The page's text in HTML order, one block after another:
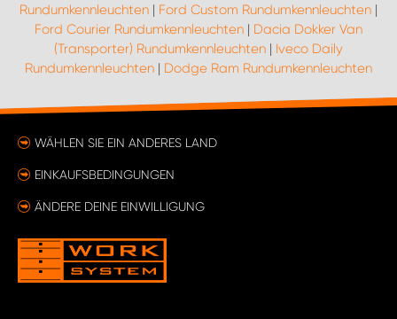
Rundumkennleuchten | Ford Custom Rundumkennleuchten |
Ford Courier Rundumkennleuchten | Dacia Dokker Van
(Transporter) Rundumkennleuchten | Iveco Daily
Rundumkennleuchten | Dodge Ram Rundumkennleuchten
WÄHLEN SIE EIN ANDERES LAND
EINKAUFSBEDINGUNGEN
ÄNDERE DEINE EINWILLIGUNG